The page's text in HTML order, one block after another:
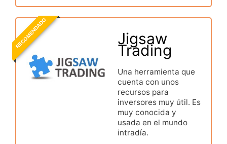
RECOMENDADO Jigsaw
Trading
Una herramienta que
cuenta con unos
recursos para
inversores muy útil. Es
muy conocida y
usada en el mundo
intradía.